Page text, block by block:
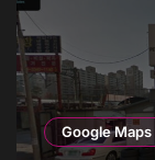
Google